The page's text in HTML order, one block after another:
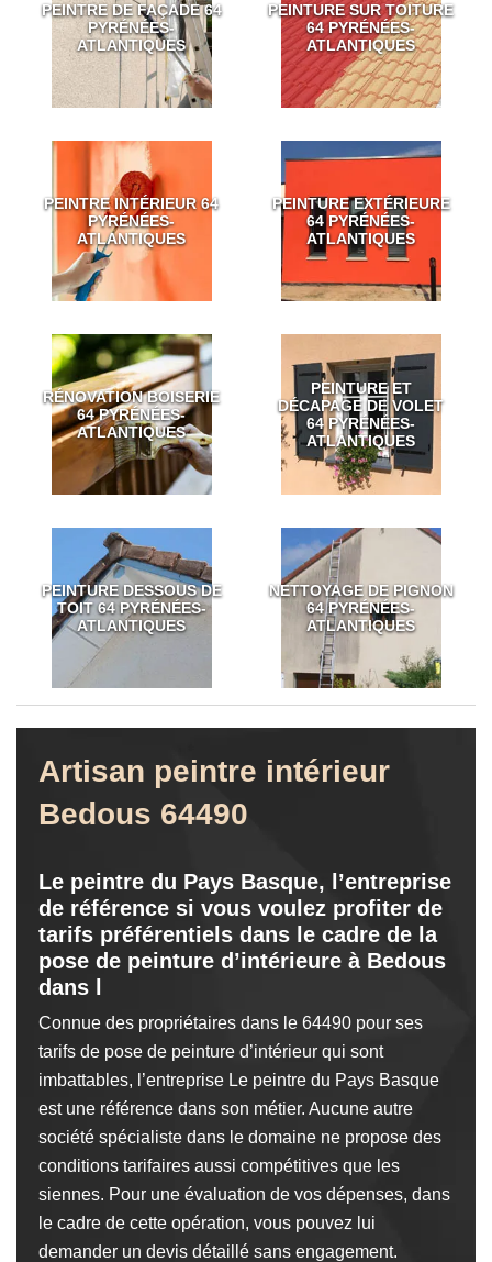
PEINTRE DE FAÇADE 64
PYRÉNÉES-
ATLANTIQUES
PEINTURE SUR TOITURE
64 PYRÉNÉES-
ATLANTIQUES
PEINTRE INTÉRIEUR 64
PYRÉNÉES-
ATLANTIQUES
PEINTURE EXTÉRIEURE
64 PYRÉNÉES-
ATLANTIQUES
RÉNOVATION BOISERIE
64 PYRÉNÉES-
ATLANTIQUES
PEINTURE ET
DÉCAPAGE DE VOLET
64 PYRÉNÉES-
ATLANTIQUES
PEINTURE DESSOUS DE
TOIT 64 PYRÉNÉES-
ATLANTIQUES
NETTOYAGE DE PIGNON
64 PYRÉNÉES-
ATLANTIQUES
Artisan peintre intérieur
Bedous 64490
Le peintre du Pays Basque, l’entreprise
de référence si vous voulez profiter de
tarifs préférentiels dans le cadre de la
pose de peinture d’intérieure à Bedous
dans l
Connue des propriétaires dans le 64490 pour ses
tarifs de pose de peinture d’intérieur qui sont
imbattables, l’entreprise Le peintre du Pays Basque
est une référence dans son métier. Aucune autre
société spécialiste dans le domaine ne propose des
conditions tarifaires aussi compétitives que les
siennes. Pour une évaluation de vos dépenses, dans
le cadre de cette opération, vous pouvez lui
demander un devis détaillé sans engagement.